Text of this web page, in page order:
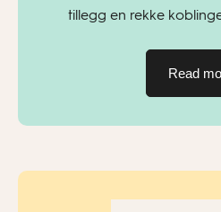
tillegg en rekke
Read